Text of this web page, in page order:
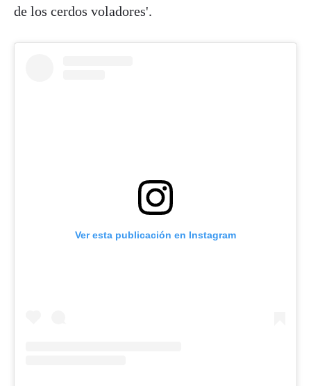
de los cerdos voladores'.
Ver esta publicación en Instagram